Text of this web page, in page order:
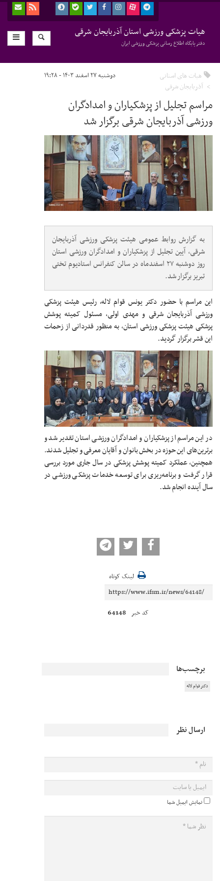
هیات پزشکی ورزشی استان آذربایجان شرقی
دفتر پایگاه اطلاع رسانی پزشکی ورزشی ایران
هیات های استانی
آذربایجان شرقی
دوشنبه ۲۷ اسفند ۱۴۰۳ - ۱۹:۲۸
مراسم تجلیل از پزشکیاران و امدادگران
ورزشی آذربایجان شرقی برگزار شد
به گزارش روابط عمومی هیئت پزشکی ورزشی آذربایجان
شرقی، آیین تجلیل از پزشکیاران و امدادگران ورزشی استان
روز دوشنبه ۲۷ اسفندماه در سالن کنفرانس استادیوم تختی
تبریز برگزار شد.
این مراسم با حضور دکتر یونس قوام لاله، رئیس هیئت پزشکی
ورزشی آذربایجان شرقی و مهدی اولی، مسئول کمیته پوشش
پزشکی هیئت پزشکی ورزشی استان، به منظور قدردانی از زحمات
این قشر برگزار گردید.
در این مراسم از پزشکیاران و امدادگران ورزشی استان تقدیر شد و
برترین‌های این حوزه در بخش بانوان و آقایان معرفی و تجلیل شدند.
همچنین، عملکرد کمیته پوشش پزشکی در سال جاری مورد بررسی
قرار گرفت و برنامه‌ریزی برای توسعه خدمات پزشکی ورزشی در
سال آینده انجام شد.
لینک کوتاه
کد خبر 64148
برچسب‌ها
دکتر قوام لاله
ارسال نظر
نمایش ایمیل شما